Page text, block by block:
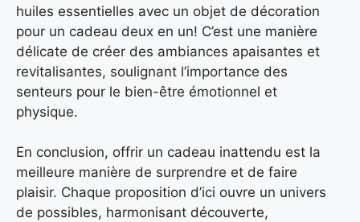
huiles essentielles avec un objet de décoration
pour un cadeau deux en un! C’est une manière
délicate de créer des ambiances apaisantes et
revitalisantes, soulignant l’importance des
senteurs pour le bien-être émotionnel et
physique.
En conclusion, offrir un cadeau inattendu est la
meilleure manière de surprendre et de faire
plaisir. Chaque proposition d’ici ouvre un univers
de possibles, harmonisant découverte,